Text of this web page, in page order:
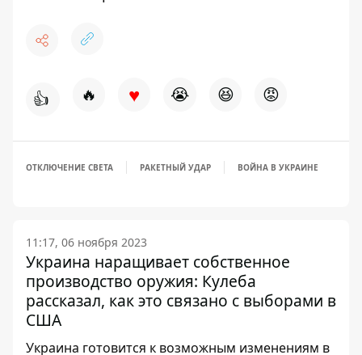
👍 🔥 ♥ 😭 😆 😡
ОТКЛЮЧЕНИЕ СВЕТА РАКЕТНЫЙ УДАР ВОЙНА В УКРАИНЕ
11:17, 06 ноября 2023
Украина наращивает собственное
производство оружия: Кулеба
рассказал, как это связано с выборами в
США
Украина готовится к возможным изменениям в